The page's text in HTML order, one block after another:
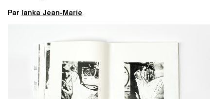
Par Ianka Jean-Marie